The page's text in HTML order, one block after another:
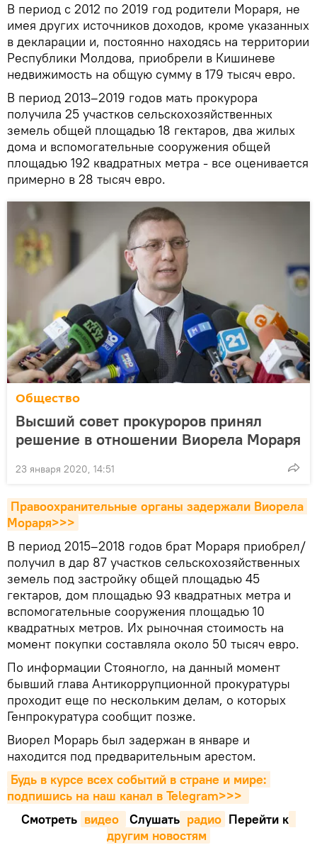
В период с 2012 по 2019 год родители Мораря, не
имея других источников доходов, кроме указанных
в декларации и, постоянно находясь на территории
Республики Молдова, приобрели в Кишиневе
недвижимость на общую сумму в 179 тысяч евро.
В период 2013–2019 годов мать прокурора
получила 25 участков сельскохозяйственных
земель общей площадью 18 гектаров, два жилых
дома и вспомогательные сооружения общей
площадью 192 квадратных метра - все оценивается
примерно в 28 тысяч евро.
Общество
Высший совет прокуроров принял
решение в отношении Виорела Мораря
23 января 2020, 14:51
Правоохранительные органы задержали Виорела
Мораря>>>
В период 2015–2018 годов брат Мораря приобрел/
получил в дар 87 участков сельскохозяйственных
земель под застройку общей площадью 45
гектаров, дом площадью 93 квадратных метра и
вспомогательные сооружения площадью 10
квадратных метров. Их рыночная стоимость на
момент покупки составляла около 50 тысяч евро.
По информации Стояногло, на данный момент
бывший глава Антикоррупционной прокуратуры
проходит еще по нескольким делам, о которых
Генпрокуратура сообщит позже.
Виорел Морарь был задержан в январе и
находится под предварительным арестом.
Будь в курсе всех событий в стране и мире:
подпишись на наш канал в Telegram>>>
Смотреть видео Cлушать радио Перейти к
другим новостям